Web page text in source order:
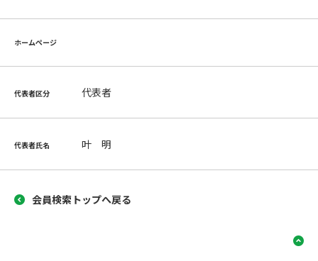
ホームページ
代表者区分 代表者
代表者氏名 叶 明
会員検索トップへ戻る